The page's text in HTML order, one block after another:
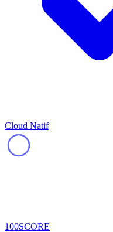
Cloud Natif
100SCORE